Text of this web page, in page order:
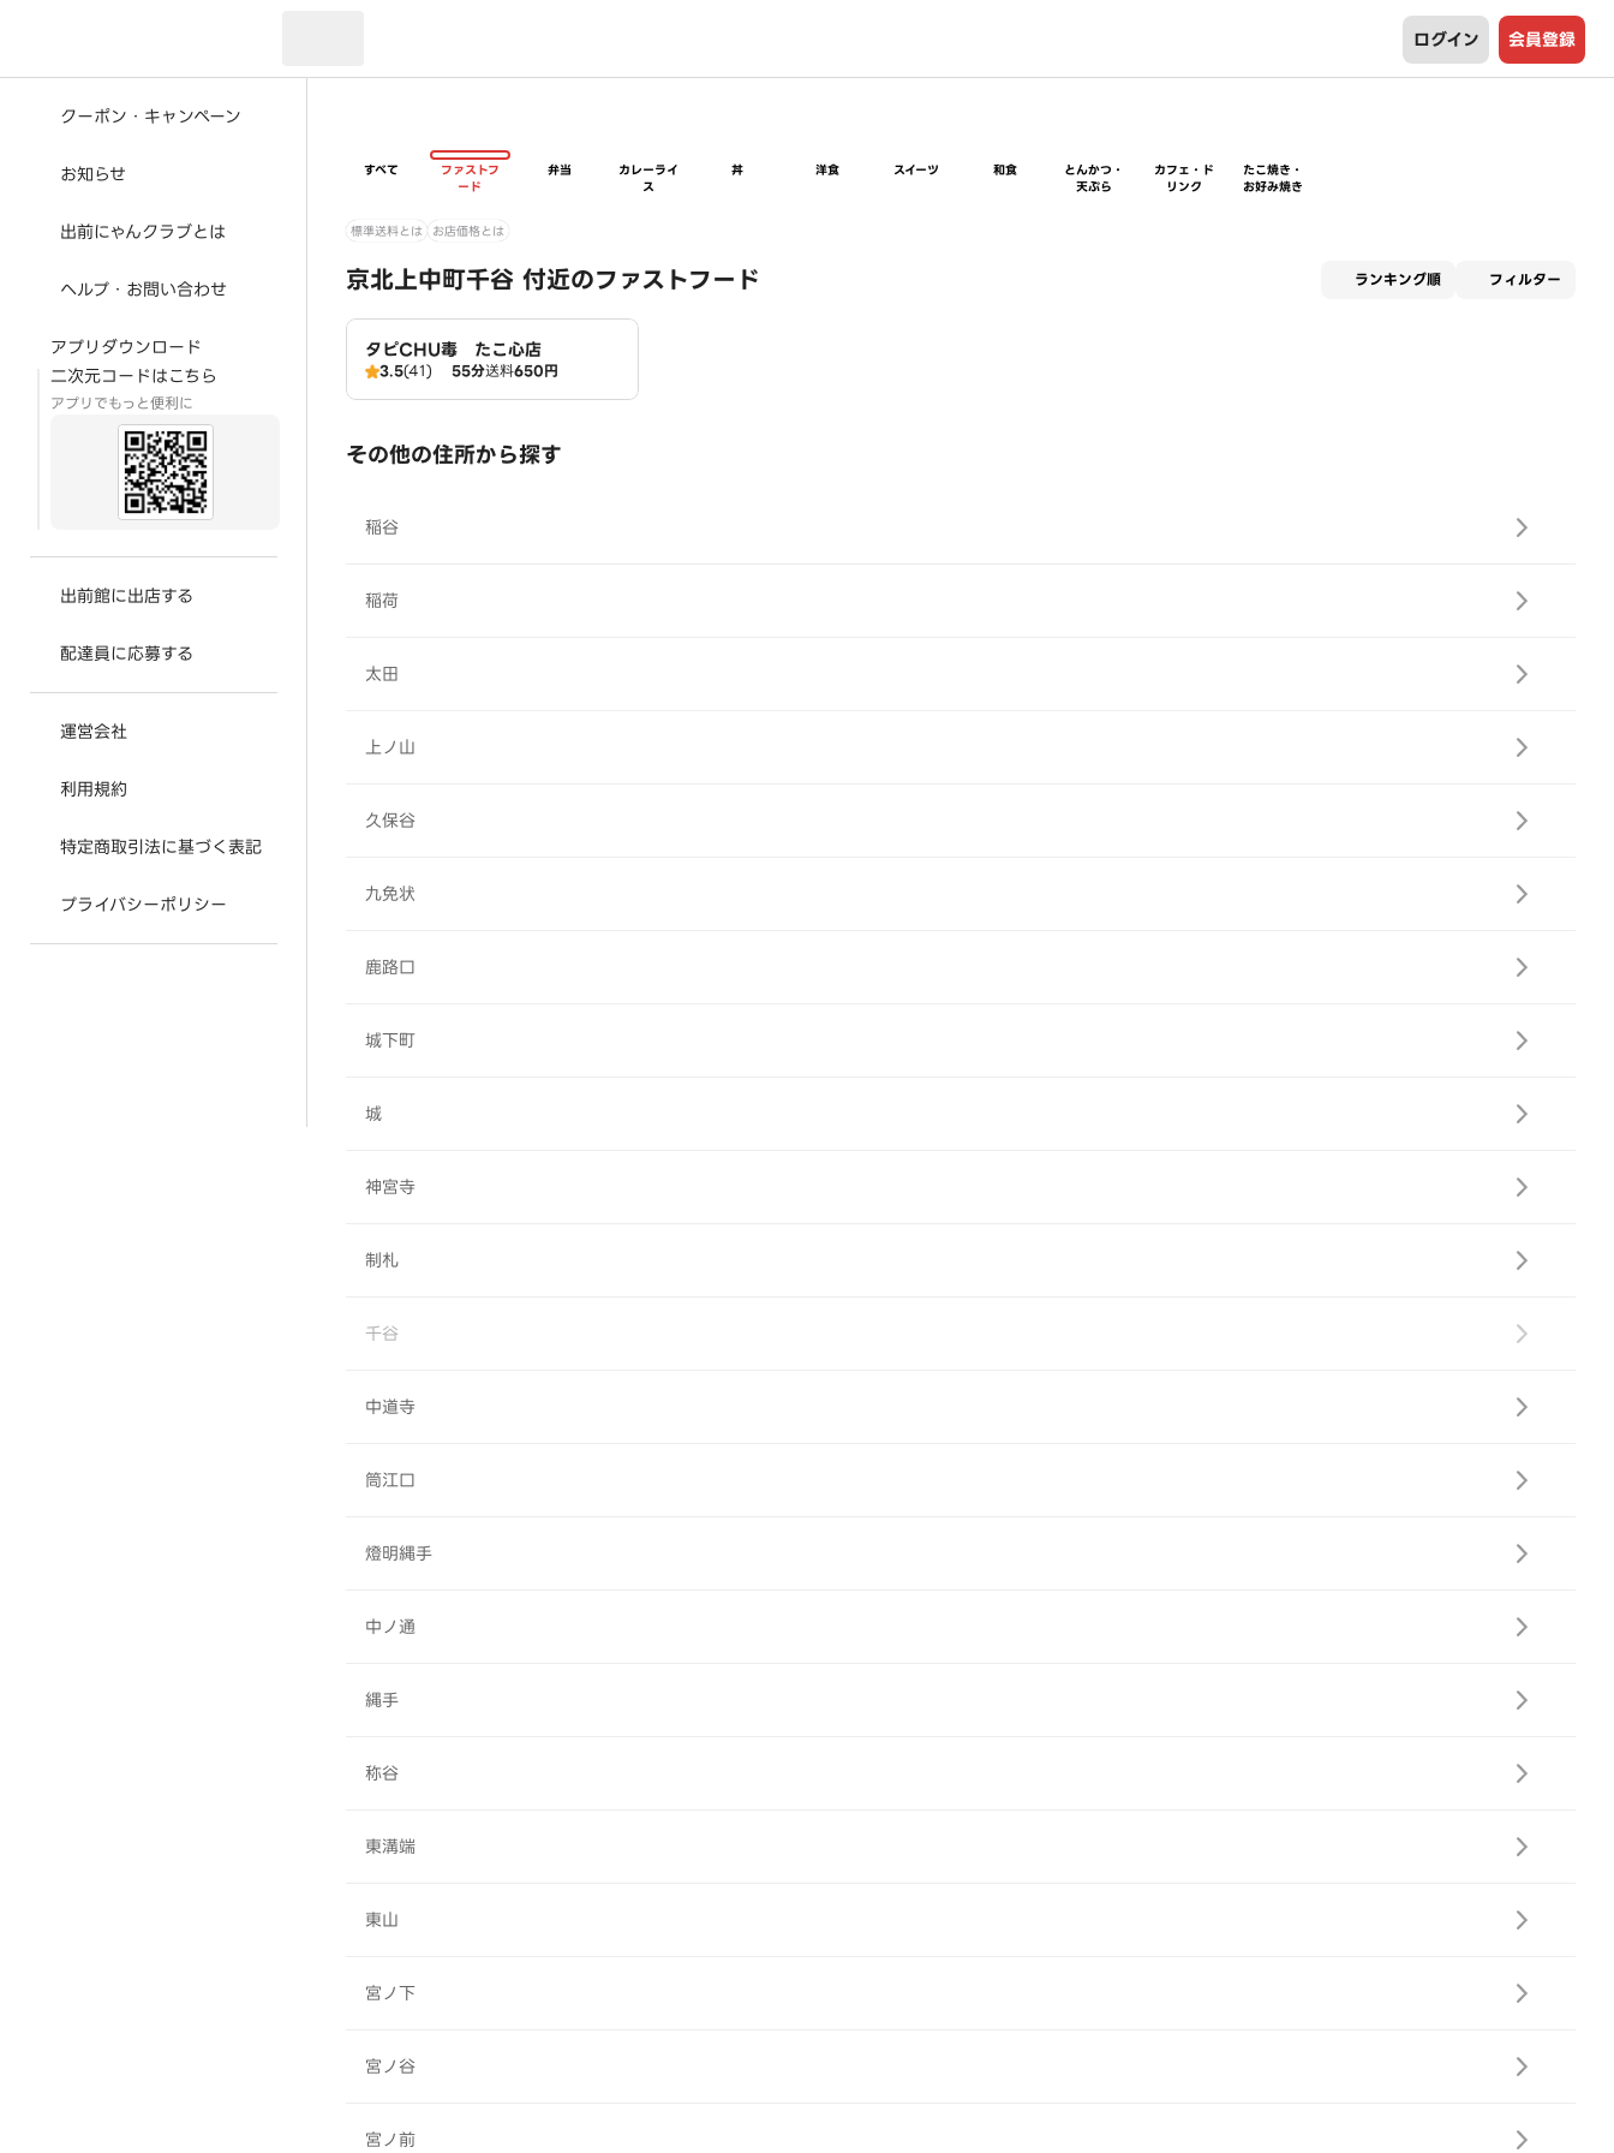
ログイン 会員登録
クーポン・キャンペーン
お知らせ
出前にゃんクラブとは
ヘルプ・お問い合わせ
アプリダウンロード
二次元コードはこちら
アプリでもっと便利に
出前館に出店する
配達員に応募する
運営会社
利用規約
特定商取引法に基づく表記
プライバシーポリシー
すべて
ファストフ
ード
弁当
カレーライ
ス
丼 洋食 スイーツ 和食
とんかつ・
天ぷら
カフェ・ド
リンク
たこ焼き・
お好み焼き
標準送料とは お店価格とは
京北上中町千谷 付近のファストフード ランキング順 フィルター
タピCHU毒 たこ心店
3.5(41) 55分送料650円
その他の住所から探す
稲谷
稲荷
太田
上ノ山
久保谷
九免状
鹿路口
城下町
城
神宮寺
制札
千谷
中道寺
筒江口
燈明縄手
中ノ通
縄手
称谷
東溝端
東山
宮ノ下
宮ノ谷
宮ノ前